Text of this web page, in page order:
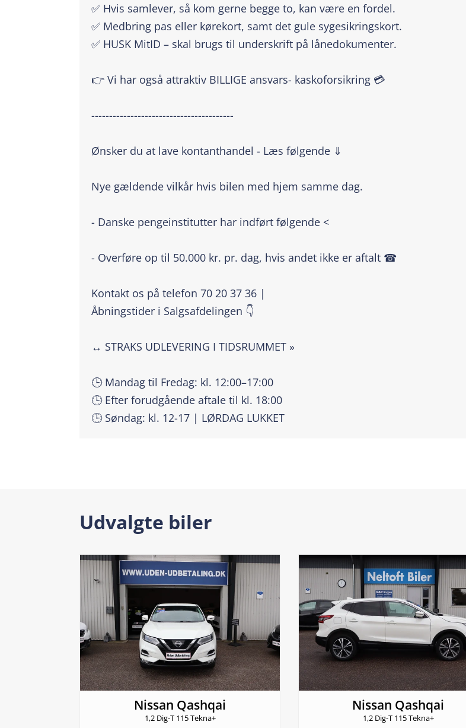
✅ Hvis samlever, så kom gerne begge to, kan være en fordel.
✅ Medbring pas eller kørekort, samt det gule sygesikringskort.
✅ HUSK MitID – skal brugs til underskrift på lånedokumenter.
👉 Vi har også attraktiv BILLIGE ansvars- kaskoforsikring 💳
----------------------------------------
Ønsker du at lave kontanthandel - Læs følgende ⇓
Nye gældende vilkår hvis bilen med hjem samme dag.
- Danske pengeinstitutter har indført følgende <
- Overføre op til 50.000 kr. pr. dag, hvis andet ikke er aftalt ☎
Kontakt os på telefon 70 20 37 36 |
Åbningstider i Salgsafdelingen 👇
↔️ STRAKS UDLEVERING I TIDSRUMMET »
🕒 Mandag til Fredag: kl. 12:00–17:00
🕒 Efter forudgående aftale til kl. 18:00
🕒 Søndag: kl. 12-17 | LØRDAG LUKKET
Udvalgte biler
Nissan Qashqai
1,2 Dig-T 115 Tekna+
Nissan Qashqai
1,2 Dig-T 115 Tekna+